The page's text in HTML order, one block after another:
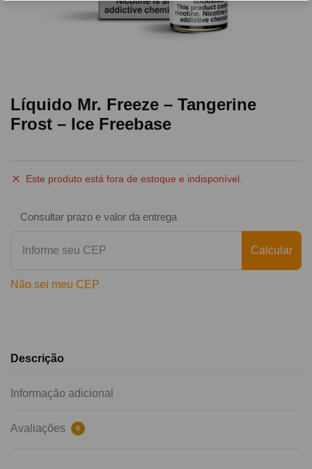
Líquido Mr. Freeze – Tangerine
Frost – Ice Freebase
Este produto está fora de estoque e indisponível.
Consultar prazo e valor da entrega
Calcular
Não sei meu CEP
Descrição
Informação adicional
Avaliações 0